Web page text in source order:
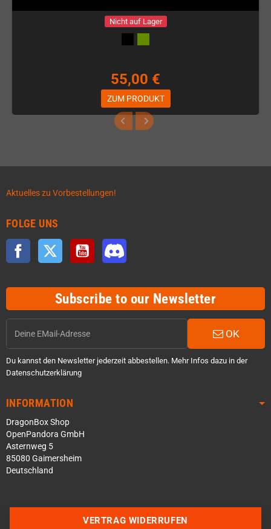
Nicht auf Lager
55,00 €
ZUM PRODUKT
Aktuelles zu Vorbestellungen!
FOLGE UNS
Facebook Twitter YouTube
Subscribe to our Newsletter
OK
Du kannst den Newsletter jederzeit abbestellen. Mehr Infos dazu in der
Datenschutzerklärung
INFORMATION
DragonBox Shop
OpenPandora GmbH
Asternweg 5
85080 Gaimersheim
Deutschland
Über WhatsApp schreiben
VERTRAG WIDERRUFEN